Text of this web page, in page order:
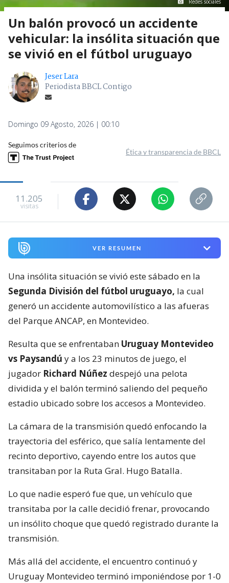
Redes sociales
Un balón provocó un accidente
vehicular: la insólita situación que
se vivió en el fútbol uruguayo
Jeser Lara
Periodista BBCL Contigo
Domingo 09 Agosto, 2026 | 00:10
Seguimos criterios de
Ética y transparencia de BBCL
11.205
visitas
VER RESUMEN
Una insólita situación se vivió este sábado en la
Segunda División del fútbol uruguayo, la cual
generó un accidente automovilístico a las afueras
del Parque ANCAP, en Montevideo.
Resulta que se enfrentaban Uruguay Montevideo
vs Paysandú y a los 23 minutos de juego, el
jugador Richard Núñez despejó una pelota
dividida y el balón terminó saliendo del pequeño
estadio ubicado sobre los accesos a Montevideo.
La cámara de la transmisión quedó enfocando la
trayectoria del esférico, que salía lentamente del
recinto deportivo, cayendo entre los autos que
transitaban por la Ruta Gral. Hugo Batalla.
Lo que nadie esperó fue que, un vehículo que
transitaba por la calle decidió frenar, provocando
un insólito choque que quedó registrado durante la
transmisión.
Más allá del accidente, el encuentro continuó y
Uruguay Montevideo terminó imponiéndose por 1-0